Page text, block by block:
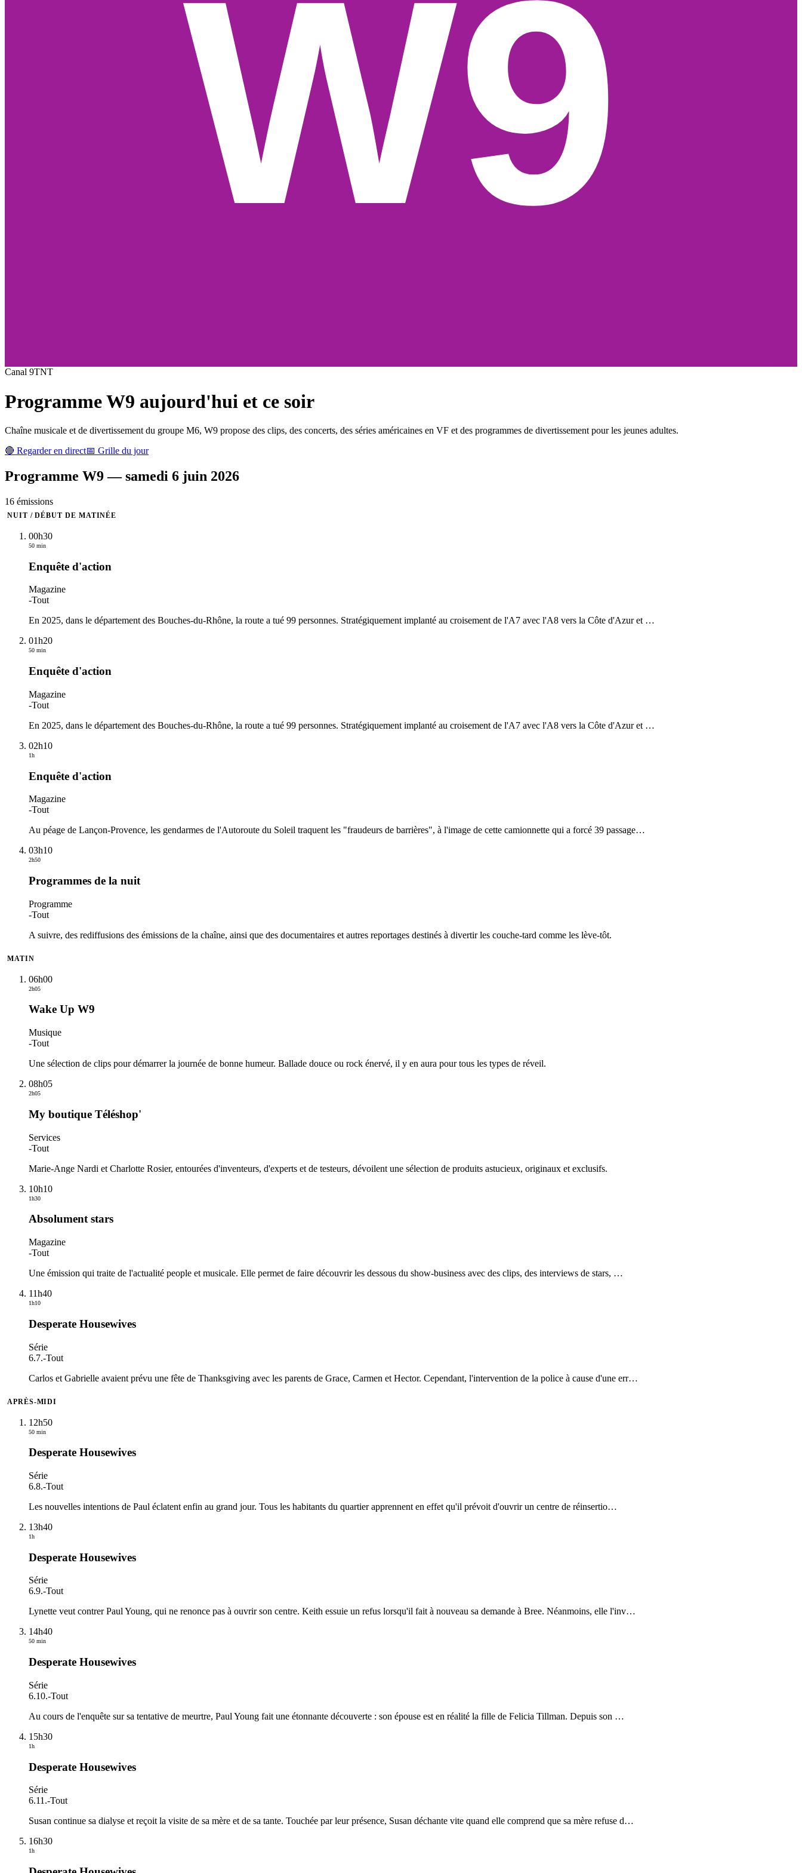
Canal 9TNT
ProgrammeW9 aujourd'hui et ce soir
Chaîne musicale et de divertissement du groupe M6, W9 propose des clips, des concerts, des séries américaines en VF et des programmes de divertissement pour les jeunes adultes.
🔴 Regarder en direct📅 Grille du jour
Programme W9—samedi 6 juin 2026
16 émissions
NUIT / DÉBUT DE MATINÉE
00h30
50 min
Enquête d'action
Magazine
-Tout
En 2025, dans le département des Bouches-du-Rhône, la route a tué 99 personnes. Stratégiquement implanté au croisement de l'A7 avec l'A8 vers la Côte d'Azur et …
01h20
50 min
Enquête d'action
Magazine
-Tout
En 2025, dans le département des Bouches-du-Rhône, la route a tué 99 personnes. Stratégiquement implanté au croisement de l'A7 avec l'A8 vers la Côte d'Azur et …
02h10
1h
Enquête d'action
Magazine
-Tout
Au péage de Lançon-Provence, les gendarmes de l'Autoroute du Soleil traquent les "fraudeurs de barrières", à l'image de cette camionnette qui a forcé 39 passage…
03h10
2h50
Programmes de la nuit
Programme
-Tout
A suivre, des rediffusions des émissions de la chaîne, ainsi que des documentaires et autres reportages destinés à divertir les couche-tard comme les lève-tôt.
MATIN
06h00
2h05
Wake Up W9
Musique
-Tout
Une sélection de clips pour démarrer la journée de bonne humeur. Ballade douce ou rock énervé, il y en aura pour tous les types de réveil.
08h05
2h05
My boutique Téléshop'
Services
-Tout
Marie-Ange Nardi et Charlotte Rosier, entourées d'inventeurs, d'experts et de testeurs, dévoilent une sélection de produits astucieux, originaux et exclusifs.
10h10
1h30
Absolument stars
Magazine
-Tout
Une émission qui traite de l'actualité people et musicale. Elle permet de faire découvrir les dessous du show-business avec des clips, des interviews de stars, …
11h40
1h10
Desperate Housewives
Série
6.7.-Tout
Carlos et Gabrielle avaient prévu une fête de Thanksgiving avec les parents de Grace, Carmen et Hector. Cependant, l'intervention de la police à cause d'une err…
APRÈS-MIDI
12h50
50 min
Desperate Housewives
Série
6.8.-Tout
Les nouvelles intentions de Paul éclatent enfin au grand jour. Tous les habitants du quartier apprennent en effet qu'il prévoit d'ouvrir un centre de réinsertio…
13h40
1h
Desperate Housewives
Série
6.9.-Tout
Lynette veut contrer Paul Young, qui ne renonce pas à ouvrir son centre. Keith essuie un refus lorsqu'il fait à nouveau sa demande à Bree. Néanmoins, elle l'inv…
14h40
50 min
Desperate Housewives
Série
6.10.-Tout
Au cours de l'enquête sur sa tentative de meurtre, Paul Young fait une étonnante découverte : son épouse est en réalité la fille de Felicia Tillman. Depuis son …
15h30
1h
Desperate Housewives
Série
6.11.-Tout
Susan continue sa dialyse et reçoit la visite de sa mère et de sa tante. Touchée par leur présence, Susan déchante vite quand elle comprend que sa mère refuse d…
16h30
1h